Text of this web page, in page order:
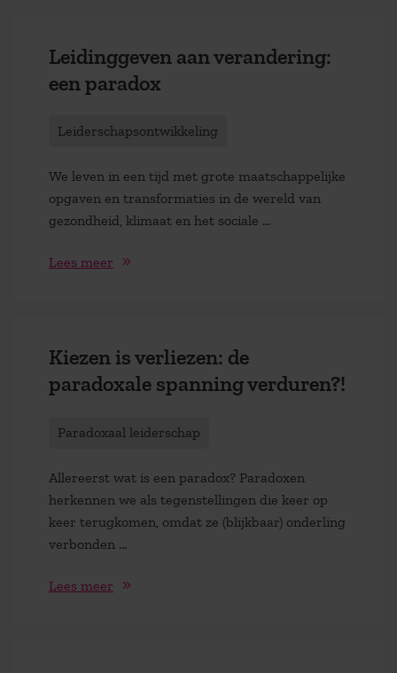
Leidinggeven aan verandering:
een paradox
Leiderschapsontwikkeling
We leven in een tijd met grote maatschappelijke
opgaven en transformaties in de wereld van
gezondheid, klimaat en het sociale …
Lees meer
Kiezen is verliezen: de
paradoxale spanning verduren?!
Paradoxaal leiderschap
Allereerst wat is een paradox? Paradoxen
herkennen we als tegenstellingen die keer op
keer terugkomen, omdat ze (blijkbaar) onderling
verbonden …
Lees meer